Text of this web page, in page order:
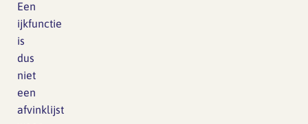
Een
ijkfunctie
is
dus
niet
een
afvinklijst